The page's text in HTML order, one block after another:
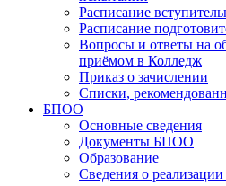
Расписание
Расписание
Вопросы и ответы на
приёмом в Колледж
Приказ о зачислении
Списки,
БПОО
Основные сведения
Документы БПОО
Образование
Сведения о